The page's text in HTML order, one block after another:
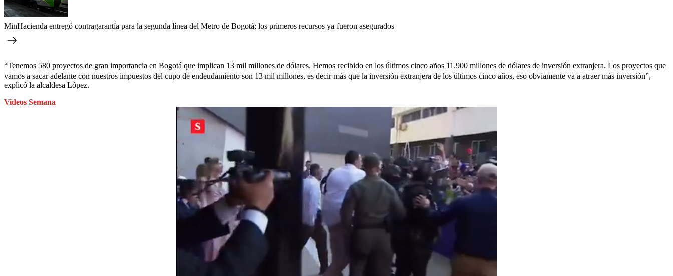
MinHacienda entregó contragarantía para la segunda línea del Metro de Bogotá; los primeros recursos ya fueron asegurados
“Tenemos 580 proyectos de gran importancia en Bogotá que implican 13 mil millones de dólares. Hemos recibido en los últimos cinco años 11.900 millones de dólares de inversión extranjera. Los proyectos que
vamos a sacar adelante con nuestros impuestos del cupo de endeudamiento son 13 mil millones, es decir más que la inversión extranjera de los últimos cinco años, eso obviamente va a atraer más inversión”,
explicó la alcaldesa López.
Videos Semana